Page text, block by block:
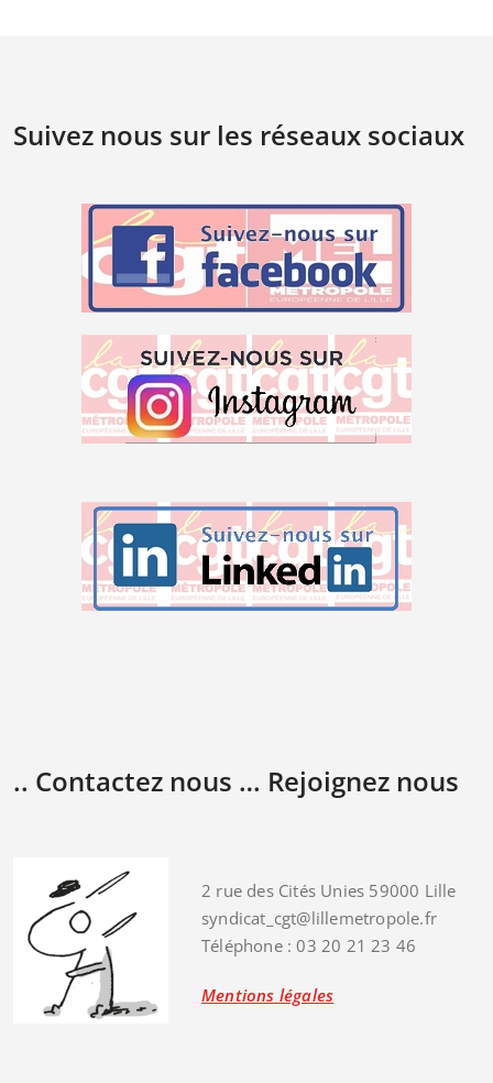
Suivez nous sur les réseaux sociaux
.. Contactez nous … Rejoignez nous
2 rue des Cités Unies 59000 Lille
syndicat_cgt@lillemetropole.fr
Téléphone : 03 20 21 23 46
Mentions légales